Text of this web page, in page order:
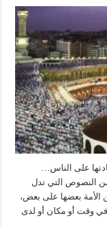
على الناس…
من النصوص التي تدل
الأمة بعضها على بعض،
في وقت أو مكان أو لدى